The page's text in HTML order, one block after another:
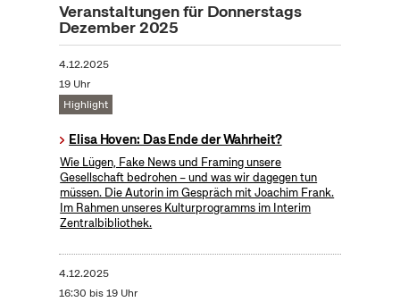
Veranstaltungen für Donnerstags
Dezember 2025
4.12.2025
19 Uhr
Highlight
Elisa Hoven: Das Ende der Wahrheit?
Wie Lügen, Fake News und Framing unsere
Gesellschaft bedrohen – und was wir dagegen tun
müssen. Die Autorin im Gespräch mit Joachim Frank.
Im Rahmen unseres Kulturprogramms im Interim
Zentralbibliothek.
4.12.2025
16:30 bis 19 Uhr